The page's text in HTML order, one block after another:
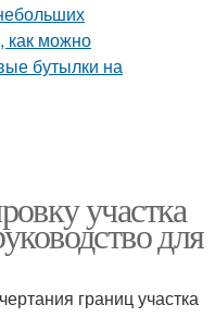
участка
для
границ участка